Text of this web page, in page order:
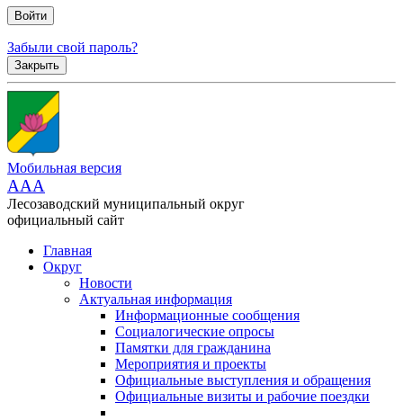
Забыли свой пароль?
Закрыть
Мобильная версия
AAA
Лесозаводский муниципальный округ
официальный сайт
Главная
Округ
Новости
Актуальная информация
Информационные сообщения
Социалогические опросы
Памятки для гражданина
Мероприятия и проекты
Официальные выступления и обращения
Официальные визиты и рабочие поездки